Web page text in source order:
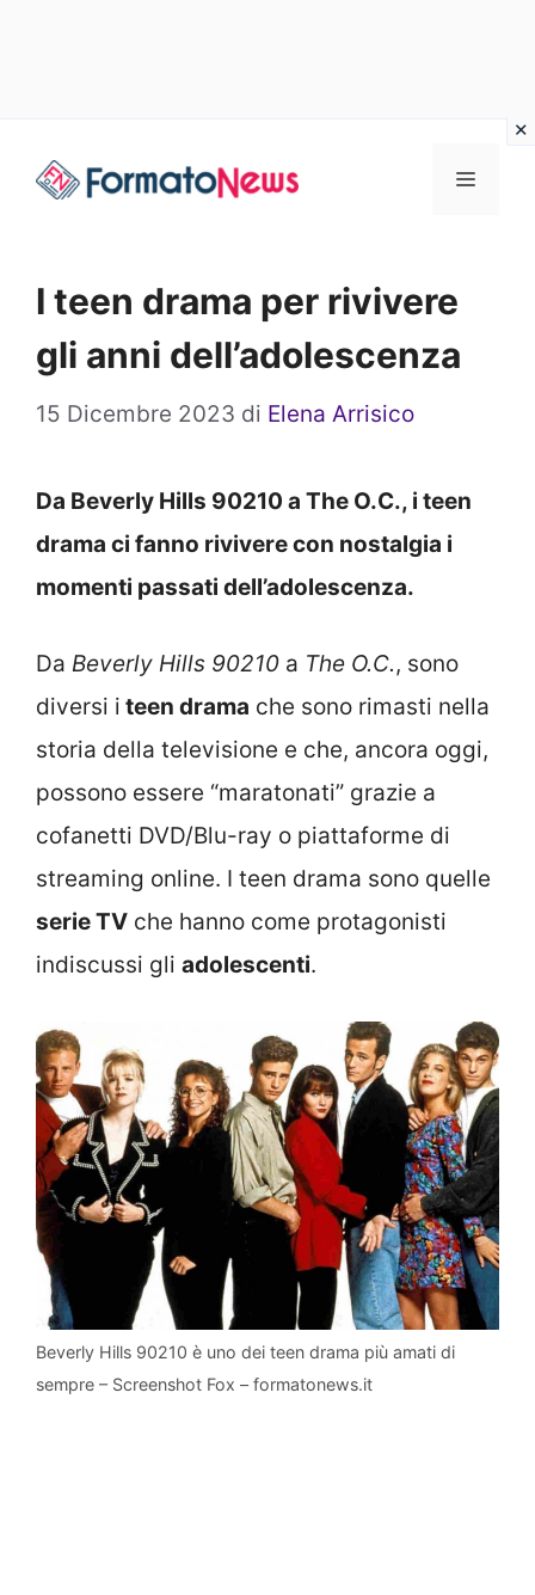
Menu
I teen drama per rivivere
gli anni dell’adolescenza
15 Dicembre 2023 di Elena Arrisico
Da Beverly Hills 90210 a The O.C., i teen
drama ci fanno rivivere con nostalgia i
momenti passati dell’adolescenza.
Da Beverly Hills 90210 a The O.C., sono
diversi i teen drama che sono rimasti nella
storia della televisione e che, ancora oggi,
possono essere “maratonati” grazie a
cofanetti DVD/Blu-ray o piattaforme di
streaming online. I teen drama sono quelle
serie TV che hanno come protagonisti
indiscussi gli adolescenti.
Beverly Hills 90210 è uno dei teen drama più amati di
sempre – Screenshot Fox – formatonews.it